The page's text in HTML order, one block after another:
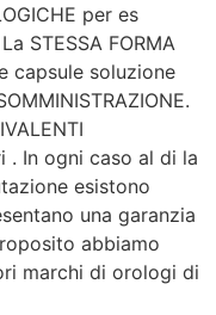
per es
STESSA FORMA
capsule soluzione
. In ogni caso al di la
esistono
una garanzia
abbiamo
marchi di orologi di